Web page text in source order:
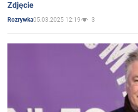
Zdjęcie
Rozrywka05.03.2025 12:19 3